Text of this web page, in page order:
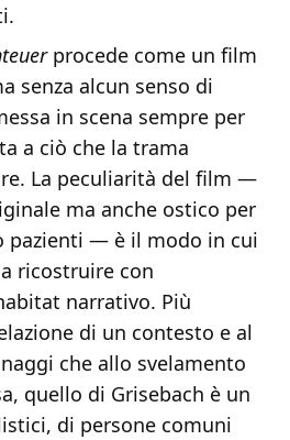
procede come un film
senza alcun senso di
in scena sempre per
a ciò che la trama
La peculiarità del film —
ma anche ostico per
pazienti — è il modo in cui
ricostruire con
narrativo. Più
di un contesto e al
che allo svelamento
quello di Grisebach è un
di persone comuni